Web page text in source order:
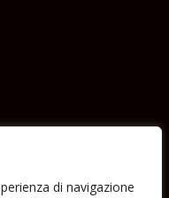
di navigazione